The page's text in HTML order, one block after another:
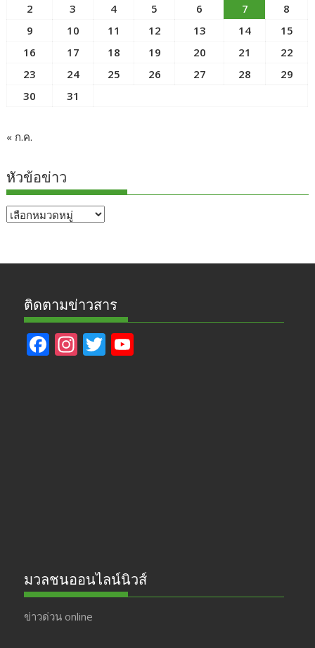
2
3 4 5 6 7
8
9
10 11 12 13 14
15
16
17 18 19 20 21
22
23
24 25 26 27 28
29
30
31
« ก.ค.
หัวข้อข่าว
หัวข้อ
ติดตามข่าวสาร
F In T
มวลชนออนไลน์นิวส์
ข่าวด่วน online